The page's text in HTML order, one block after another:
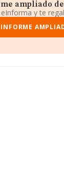
A Barco
asciende a
ampliado de
y te